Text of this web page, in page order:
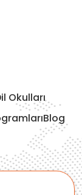
Okulları
Blog